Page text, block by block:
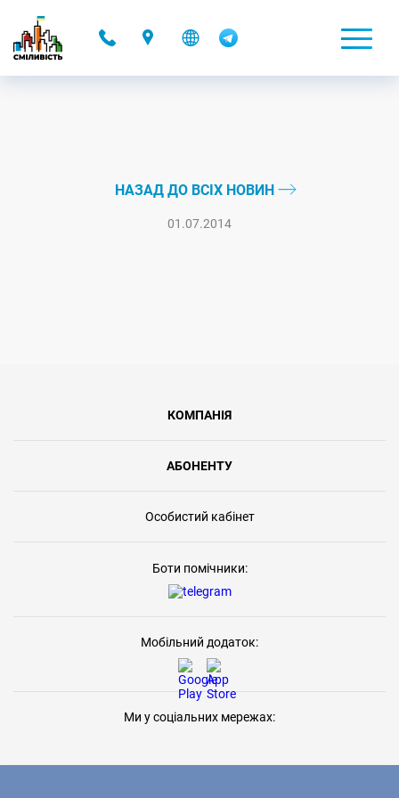
НАЗАД ДО ВСІХ НОВИН
01.07.2014
КОМПАНІЯ
АБОНЕНТУ
Особистий кабінет
Боти помічники:
Мобільний додаток:
Ми у соціальних мережах: